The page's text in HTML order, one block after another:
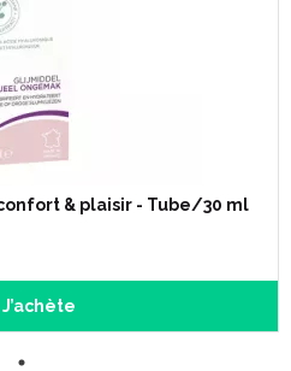
& plaisir - Tube/30 ml
J’achète